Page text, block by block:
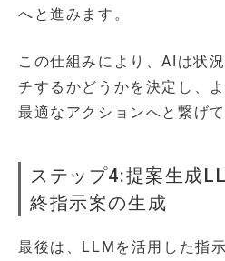
へと進みます。
この仕組みにより、AIは状
チするかどうかを決定し、
最適なアクションへと繋げて
ステップ4:提案生成
終指示案の生成
最後は、LLMを活用した指